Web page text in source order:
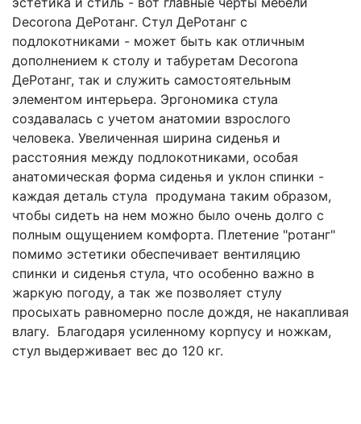
Decorona ДеРотанг. Стул ДеРотанг с
подлокотниками - может быть как отличным
дополнением к столу и табуретам Decorona
ДеРотанг, так и служить самостоятельным
элементом интерьера. Эргономика стула
создавалась с учетом анатомии взрослого
человека. Увеличенная ширина сиденья и
расстояния между подлокотниками, особая
анатомическая форма сиденья и уклон спинки -
каждая деталь стула продумана таким образом,
чтобы сидеть на нем можно было очень долго с
полным ощущением комфорта. Плетение "ротанг"
помимо эстетики обеспечивает вентиляцию
спинки и сиденья стула, что особенно важно в
жаркую погоду, а так же позволяет стулу
просыхать равномерно после дождя, не накапливая
влагу. Благодаря усиленному корпусу и ножкам,
стул выдерживает вес до 120 кг.